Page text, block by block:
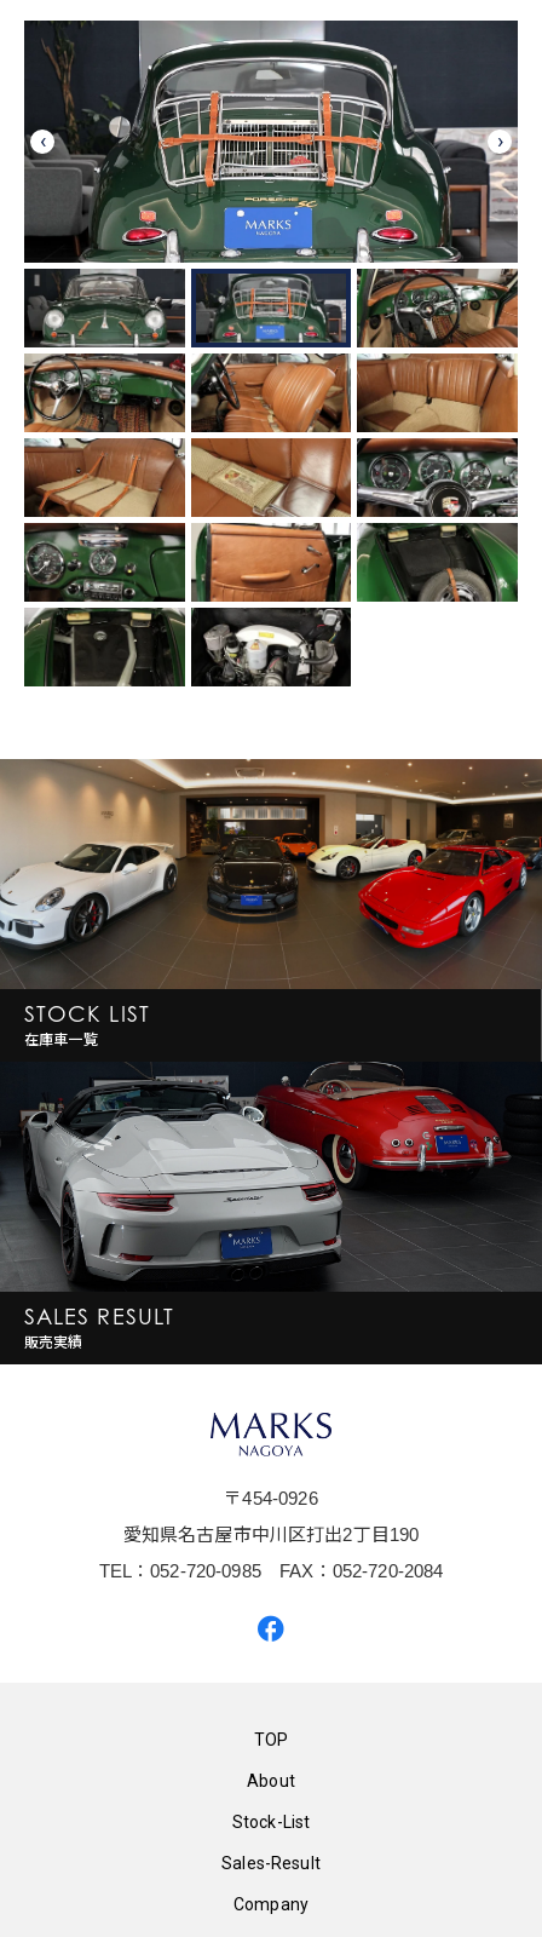
‹ ›
STOCK LIST
在庫車一覧
SALES RESULT
販売実績
〒454-0926
愛知県名古屋市中川区打出2丁目190
TEL：052-720-0985 FAX：052-720-2084
TOP
About
Stock-List
Sales-Result
Company